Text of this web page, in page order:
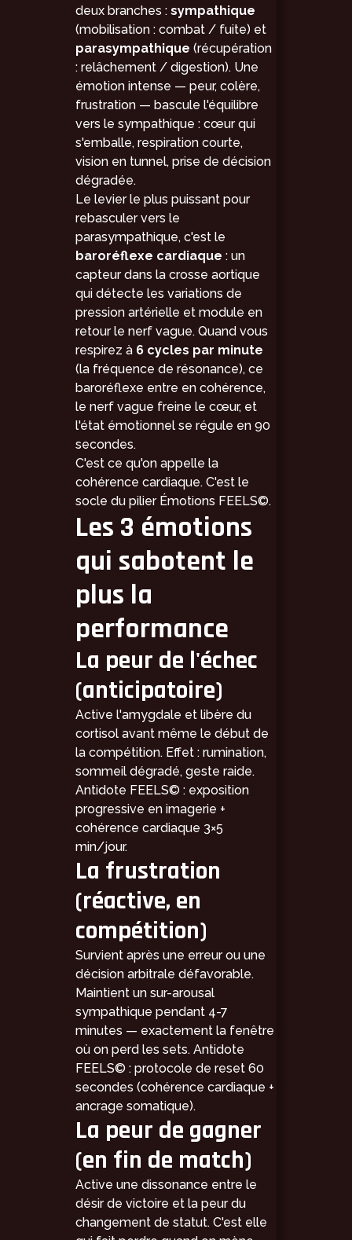
deux branches : sympathique
(mobilisation : combat / fuite) et
parasympathique (récupération
: relâchement / digestion). Une
émotion intense — peur, colère,
frustration — bascule l'équilibre
vers le sympathique : cœur qui
s'emballe, respiration courte,
vision en tunnel, prise de décision
dégradée.
Le levier le plus puissant pour
rebasculer vers le
parasympathique, c'est le
baroréflexe cardiaque : un
capteur dans la crosse aortique
qui détecte les variations de
pression artérielle et module en
retour le nerf vague. Quand vous
respirez à 6 cycles par minute
(la fréquence de résonance), ce
baroréflexe entre en cohérence,
le nerf vague freine le cœur, et
l'état émotionnel se régule en 90
secondes.
C'est ce qu'on appelle la
cohérence cardiaque. C'est le
socle du pilier Émotions FEELS©.
Les 3 émotions
qui sabotent le
plus la
performance
La peur de l'échec
(anticipatoire)
Active l'amygdale et libère du
cortisol avant même le début de
la compétition. Effet : rumination,
sommeil dégradé, geste raide.
Antidote FEELS© : exposition
progressive en imagerie +
cohérence cardiaque 3×5
min/jour.
La frustration
(réactive, en
compétition)
Survient après une erreur ou une
décision arbitrale défavorable.
Maintient un sur-arousal
sympathique pendant 4-7
minutes — exactement la fenêtre
où on perd les sets. Antidote
FEELS© : protocole de reset 60
secondes (cohérence cardiaque +
ancrage somatique).
La peur de gagner
(en fin de match)
Active une dissonance entre le
désir de victoire et la peur du
changement de statut. C'est elle